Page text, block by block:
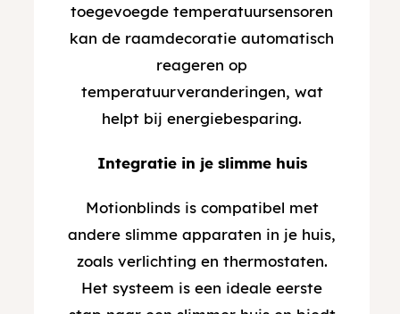
toegevoegde temperatuursensoren
kan de raamdecoratie automatisch
reageren op
temperatuurveranderingen, wat
helpt bij energiebesparing.
Integratie in je slimme huis
Motionblinds is compatibel met
andere slimme apparaten in je huis,
zoals verlichting en thermostaten.
Het systeem is een ideale eerste